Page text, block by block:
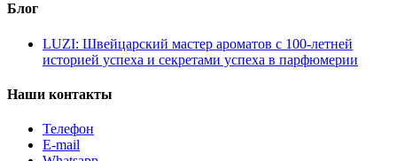
Franck Boclet
Frederic Malle (1)
Genyum (1)
Giorgio Armani
Goldfield & Banks Australia
Gritty (1)
Блог
LUZI: Швейцарский мастер ароматов с 100-летней
историей успеха и секретами успеха в парфюмерии
Наши контакты
Телефон
E-mail